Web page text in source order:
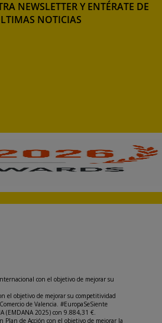
NEWSLETTER Y ENTÉRATE DE
NOTICIAS
con el objetivo de mejorar su
el objetivo de mejorar su competitividad
de Valencia. #EuropaSeSiente
(EMDANA 2025) con 9.884,31 €.
Plan de Acción con el objetivo de mejorar la